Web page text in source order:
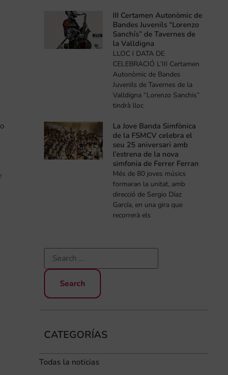
III Certamen Autonòmic de
Bandes Juvenils “Lorenzo
Sanchís” de Tavernes de
la Valldigna
LLOC I DATA DE
CELEBRACIÓ L’III Certamen
Autonòmic de Bandes
Juvenils de Tavernes de la
Valldigna “Lorenzo Sanchis”
tindrà lloc
La Jove Banda Simfònica
de la FSMCV celebra el
seu 25 aniversari amb
l’estrena de la nova
simfonia de Ferrer Ferran
Més de 80 joves músics
formaran la unitat, amb
direcció de Sergio Díaz
García, en una gira que
recorrerà els
CATEGORÍAS
Todas la noticias